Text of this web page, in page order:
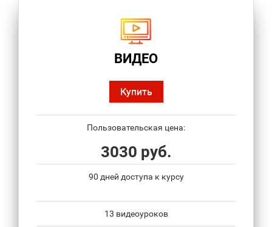
ВИДЕО
Купить
Пользовательская цена:
3030 руб.
90 дней доступа к курсу
13 видеоуроков